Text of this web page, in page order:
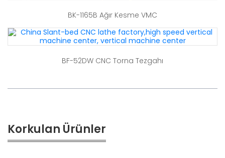
BK-1165B Ağır Kesme VMC
BF-52DW CNC Torna Tezgahı
Korkulan Ürünler